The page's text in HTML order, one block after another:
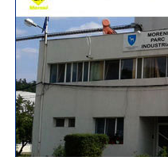
și soliști celebri, invitați
oameni veniți nu numai din
localitățile învecinate,
populara interpretată de
„Chindia”, dirijat de Ionuț
au fost aplaudați la scenă
Cristina Turcu Preda,
Golden și, înainte de
Peştera Ialomiţei are o
metri, dintre care doar 480
pentru vizitare.
6 grade. Umiditatea este